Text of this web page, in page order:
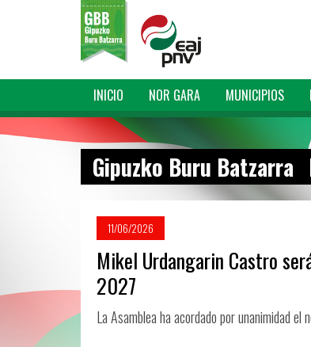
INICIO NOR GARA MUNICIPIOS
Gipuzko Buru Batzarra
11/06/2026
Mikel Urdangarin Castro
2027
La Asamblea ha acordado por unanimidad